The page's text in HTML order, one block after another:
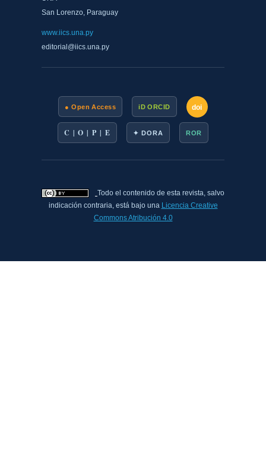
San Lorenzo, Paraguay
www.iics.una.py
editorial@iics.una.py
● Open Access iD ORCID doi
C | O | P | E ✦ DORA ROR
Todo el contenido de esta revista, salvo
indicación contraria, está bajo una Licencia Creative
Commons Atribución 4.0